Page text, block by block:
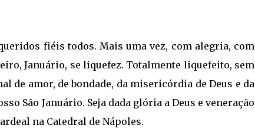
fiéis todos. Mais uma vez, com alegria, com
Januário, se liquefez. Totalmente liquefeito, sem
de amor, de bondade, da misericórdia de Deus e da
São Januário. Seja dada glória a Deus e veneração
na Catedral de Nápoles.